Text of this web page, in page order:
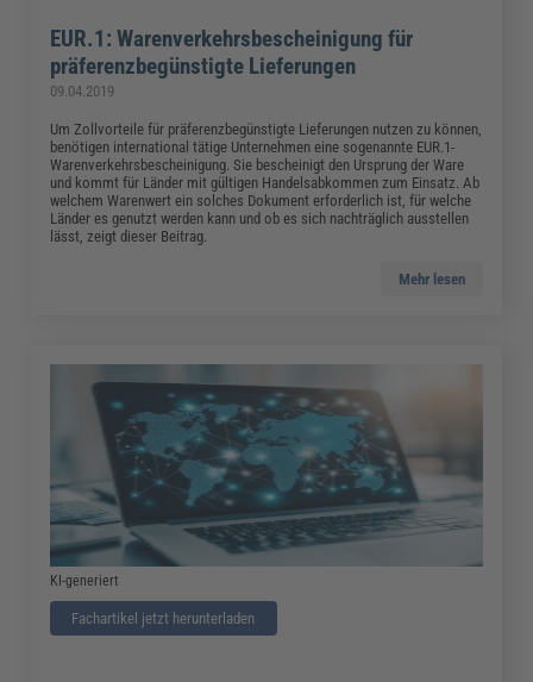
EUR.1: Warenverkehrsbescheinigung für
präferenzbegünstigte Lieferungen
09.04.2019
Um Zollvorteile für präferenzbegünstigte Lieferungen nutzen zu können,
benötigen international tätige Unternehmen eine sogenannte EUR.1-
Warenverkehrsbescheinigung. Sie bescheinigt den Ursprung der Ware
und kommt für Länder mit gültigen Handelsabkommen zum Einsatz. Ab
welchem Warenwert ein solches Dokument erforderlich ist, für welche
Länder es genutzt werden kann und ob es sich nachträglich ausstellen
lässt, zeigt dieser Beitrag.
Mehr lesen
KI-generiert
Fachartikel jetzt herunterladen